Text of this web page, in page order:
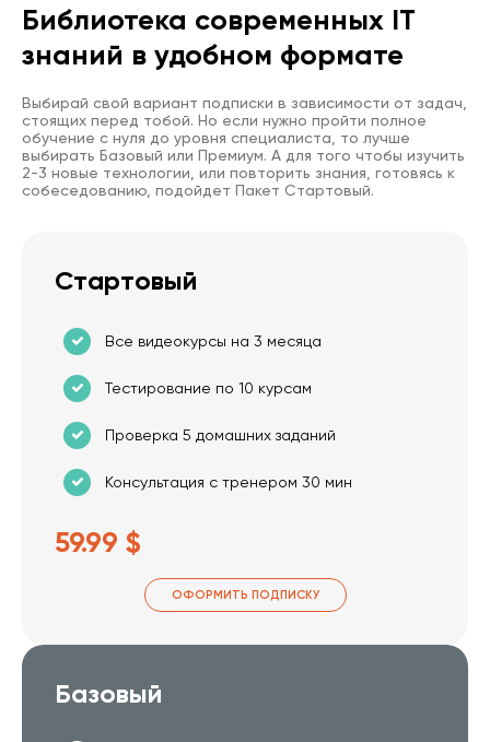
Библиотека современных IT
знаний в удобном формате
Выбирай свой вариант подписки в зависимости от задач,
стоящих перед тобой. Но если нужно пройти полное
обучение с нуля до уровня специалиста, то лучше
выбирать Базовый или Премиум. А для того чтобы изучить
2-3 новые технологии, или повторить знания, готовясь к
собеседованию, подойдет Пакет Стартовый.
Стартовый
Все видеокурсы на 3 месяца
Тестирование по 10 курсам
Проверка 5 домашних заданий
Консультация с тренером 30 мин
59.99 $
ОФОРМИТЬ ПОДПИСКУ
Базовый